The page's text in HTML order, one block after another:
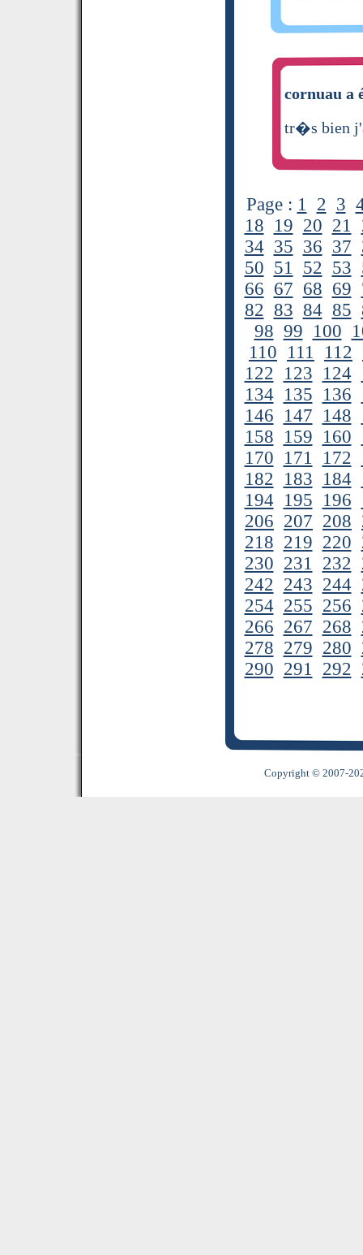
cornuau a
tr�s bien
Page : 1 2 3
18 19 20 21
34 35 36 37
50 51 52 53
66 67 68 69
82 83 84 85
98 99 100
110 111 112
122 123 124
134 135 136
146 147 148
158 159 160
170 171 172
182 183 184
194 195 196
206 207 208
218 219 220
230 231 232
242 243 244
254 255 256
266 267 268
278 279 280
290 291 292
Copyright © 2007-